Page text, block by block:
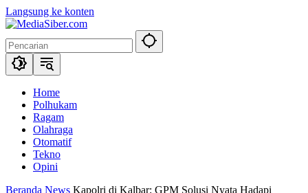
Langsung ke konten
Home
Polhukam
Ragam
Olahraga
Otomatif
Tekno
Opini
Beranda News Kapolri di Kalbar: GPM Solusi Nyata Hadapi